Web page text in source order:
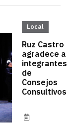
Local
Ruz Castro
agradece a
integrantes
de
Consejos
Consultivos